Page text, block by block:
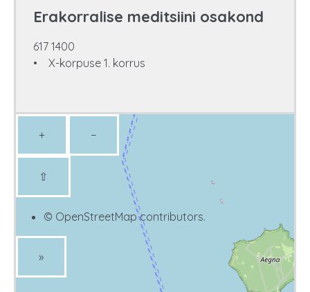
Erakorralise meditsiini osakond
617 1400
• X-korpuse 1. korrus
+ −
⇧
© OpenStreetMapcontributors.
»